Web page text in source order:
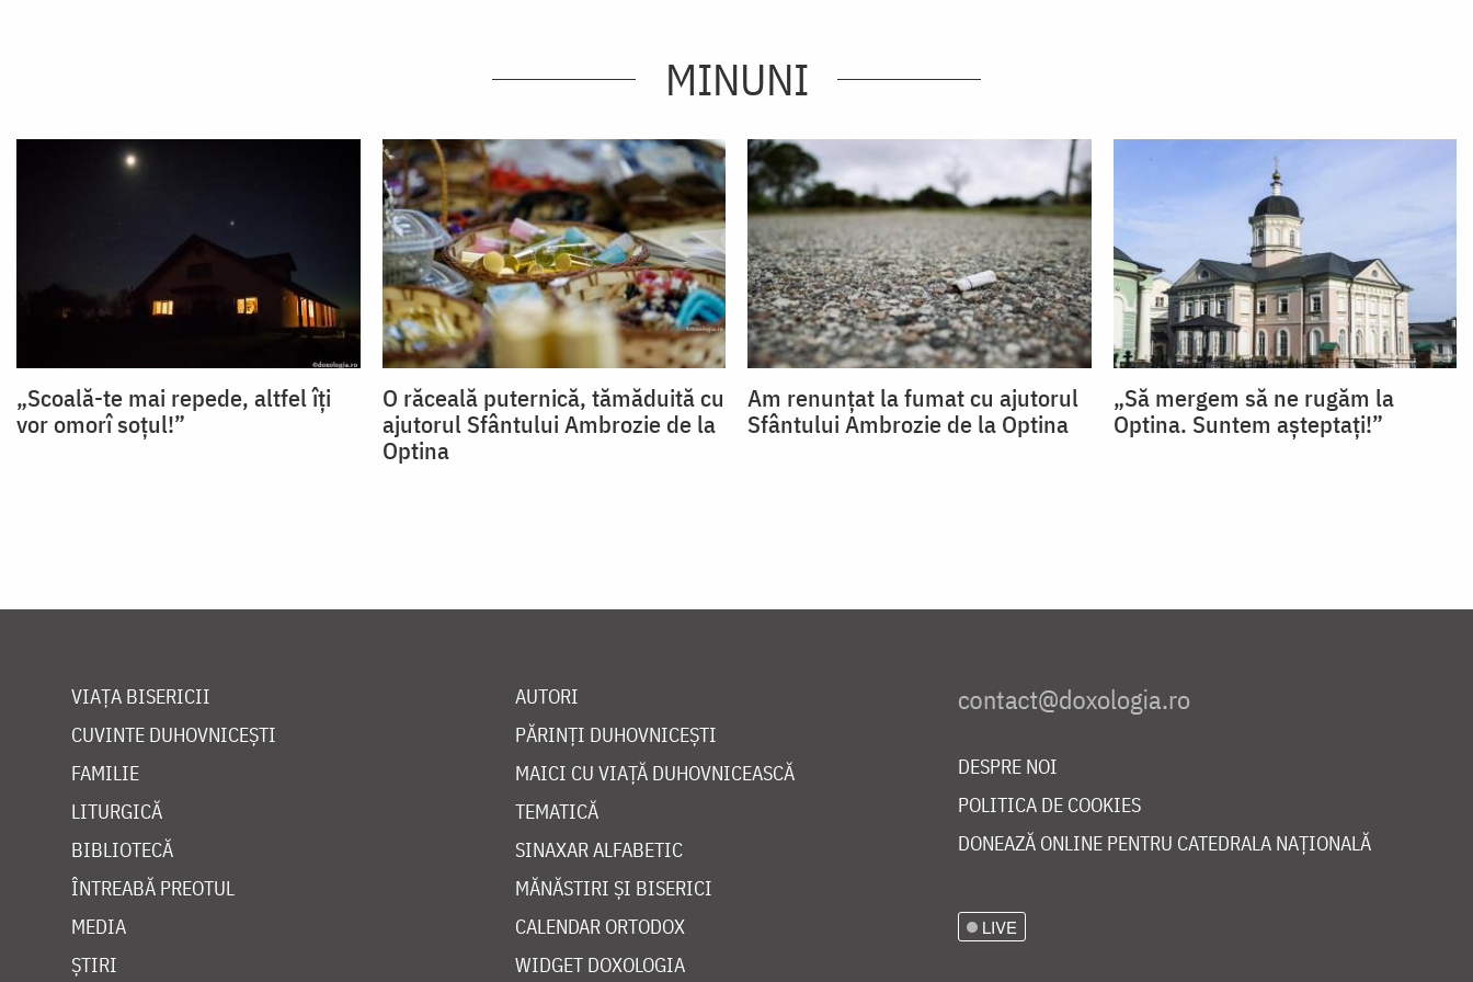
MINUNI
„Scoală-te mai repede, altfel îți
vor omorî soțul!”
O răceală puternică, tămăduită cu
ajutorul Sfântului Ambrozie de la
Optina
Am renunțat la fumat cu ajutorul
Sfântului Ambrozie de la Optina
„Să mergem să ne rugăm la
Optina. Suntem așteptați!”
VIAȚA BISERICII
CUVINTE DUHOVNICEȘTI
FAMILIE
LITURGICĂ
BIBLIOTECĂ
ÎNTREABĂ PREOTUL
MEDIA
ȘTIRI
AUTORI
PĂRINȚI DUHOVNICEȘTI
MAICI CU VIAȚĂ DUHOVNICEASCĂ
TEMATICĂ
SINAXAR ALFABETIC
MĂNĂSTIRI ȘI BISERICI
CALENDAR ORTODOX
WIDGET DOXOLOGIA
DESPRE NOI
POLITICA DE COOKIES
DONEAZĂ ONLINE PENTRU CATEDRALA NAȚIONALĂ
LIVE